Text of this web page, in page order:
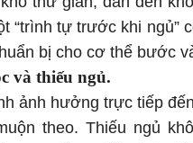
“trình tự trước khi ngủ”
bị cho cơ thể bước
và thiếu ngủ.
ảnh hưởng trực tiếp
theo. Thiếu ngủ